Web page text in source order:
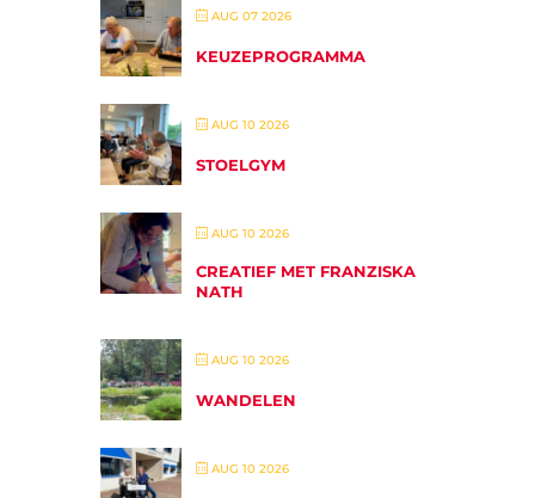
AUG 07 2026
KEUZEPROGRAMMA
AUG 10 2026
STOELGYM
AUG 10 2026
CREATIEF MET FRANZISKA
NATH
AUG 10 2026
WANDELEN
AUG 10 2026